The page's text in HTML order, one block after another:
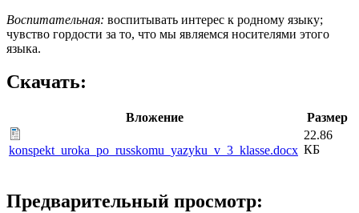
Воспитательная: воспитывать интерес к родному языку;
чувство гордости за то, что мы являемся носителями этого
языка.
Скачать:
Вложение Размер
konspekt_uroka_po_russkomu_yazyku_v_3_klasse.docx
22.86
КБ
Предварительный просмотр: